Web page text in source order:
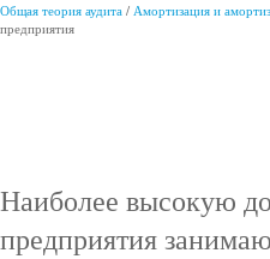
Общая теория аудита / Амортизация и
предприятия
Наиболее высокую
предприятия